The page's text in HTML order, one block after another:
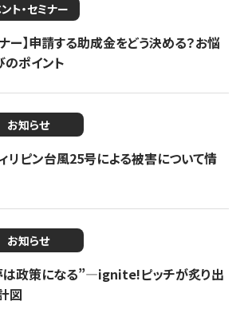
ト・セミナー
ー】申請する助成金をどう決める？お悩
のポイント
お知らせ
リピン台風25号による被害について情
お知らせ
政策になる”—ignite!ピッチが炙り出
図